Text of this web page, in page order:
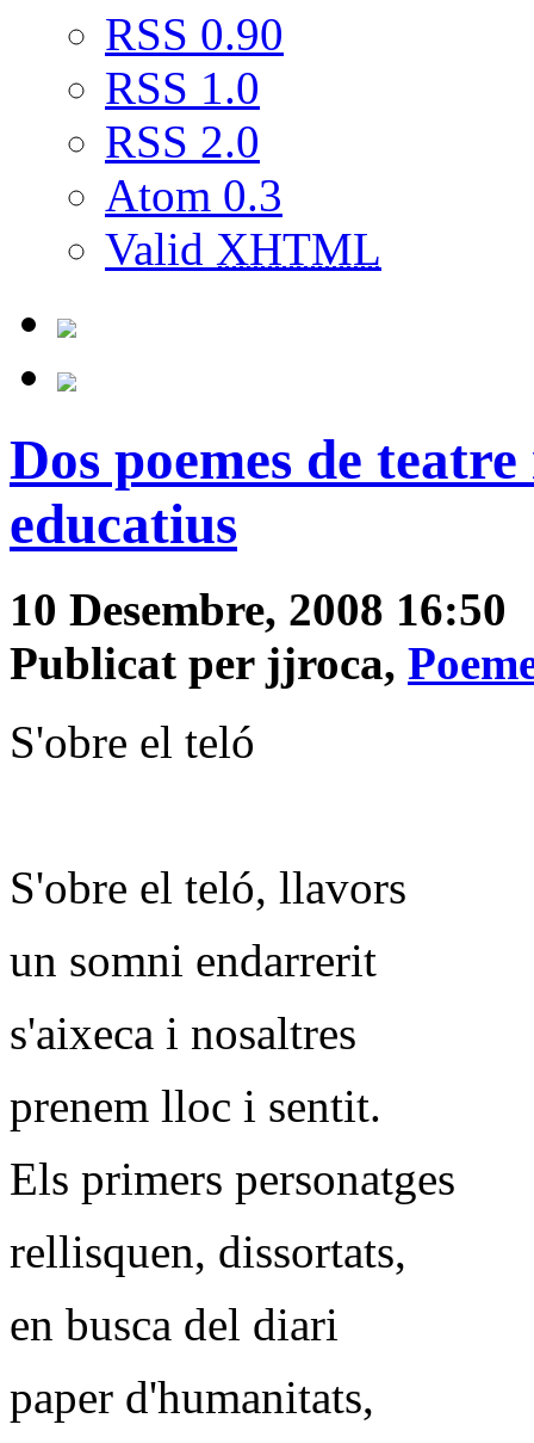
RSS 0.90
RSS 1.0
RSS 2.0
Atom 0.3
Valid XHTML
Dos poemes de
educatius
10 Desembre, 2008 16:50
Publicat per jjroca,
S'obre el teló
S'obre el teló, llavors
un somni endarrerit
s'aixeca i nosaltres
prenem lloc i sentit.
Els primers personatges
rellisquen, dissortats,
en busca del diari
paper d'humanitats,